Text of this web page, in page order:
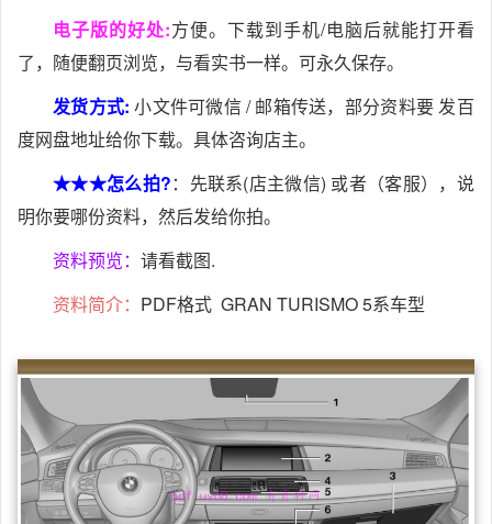
电子版的好处:方便。下载到手机/电脑后就能打开看
了，随便翻页浏览，与看实书一样。可永久保存。
发货方式: 小文件可微信 / 邮箱传送，部分资料要 发百
度网盘地址给你下载。具体咨询店主。
★★★怎么拍?：先联系(店主微信) 或者（客服），说
明你要哪份资料，然后发给你拍。
资料预览： 请看截图.
资料简介： PDF格式 GRAN TURISMO 5系车型